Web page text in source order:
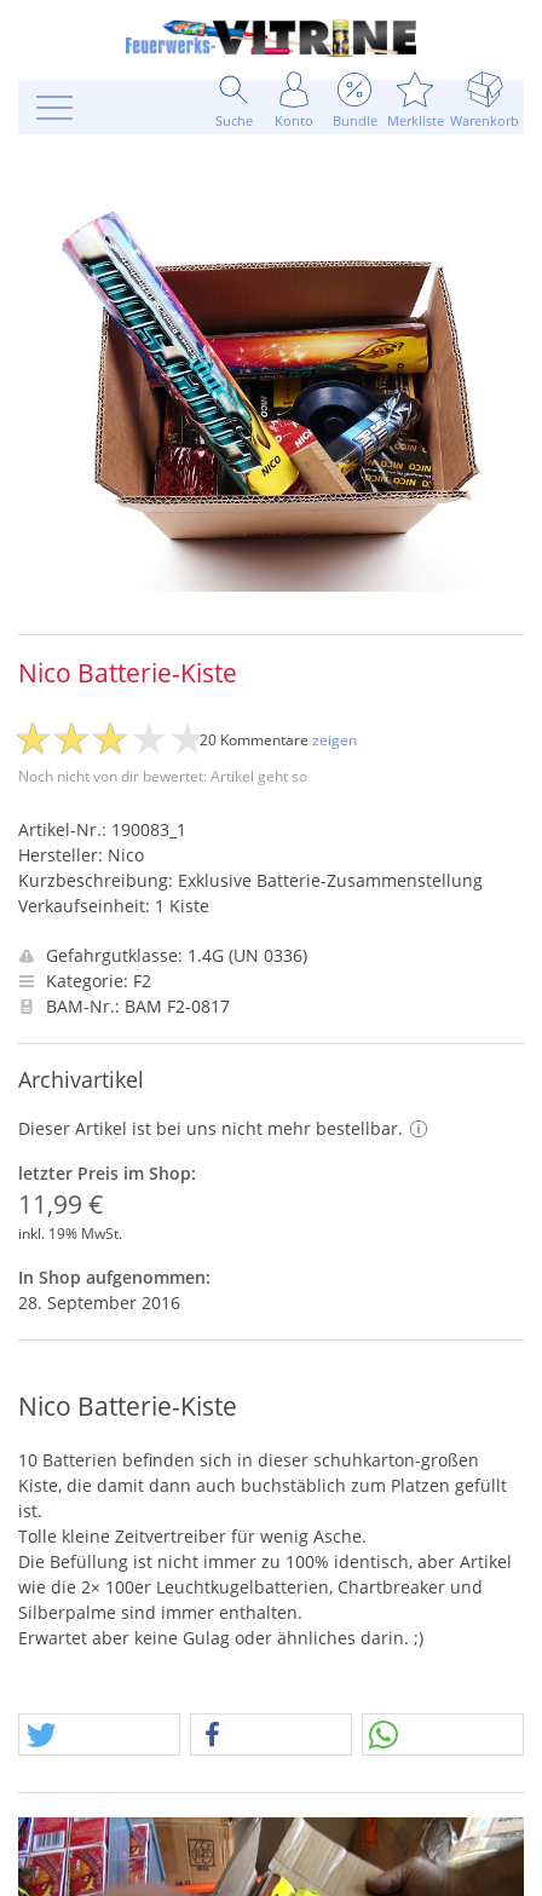
Suche Konto Bundle Merkliste Warenkorb
Nico Batterie-Kiste
Noch nicht von dir bewertet: Artikel geht so
20 Kommentare zeigen
Artikel-Nr.: 190083_1
Hersteller: Nico
Kurzbeschreibung: Exklusive Batterie-Zusammenstellung
Verkaufseinheit: 1 Kiste
Gefahrgutklasse: 1.4G (UN 0336)
Kategorie: F2
BAM-Nr.: BAM F2-0817
Archivartikel
Dieser Artikel ist bei uns nicht mehr bestellbar.
letzter Preis im Shop:
11,99 €
inkl. 19% MwSt.
In Shop aufgenommen:
28. September 2016
Nico Batterie-Kiste
10 Batterien befinden sich in dieser schuhkarton-großen
Kiste, die damit dann auch buchstäblich zum Platzen gefüllt
ist.
Tolle kleine Zeitvertreiber für wenig Asche.
Die Befüllung ist nicht immer zu 100% identisch, aber Artikel
wie die 2× 100er Leuchtkugelbatterien, Chartbreaker und
Silberpalme sind immer enthalten.
Erwartet aber keine Gulag oder ähnliches darin. ;)